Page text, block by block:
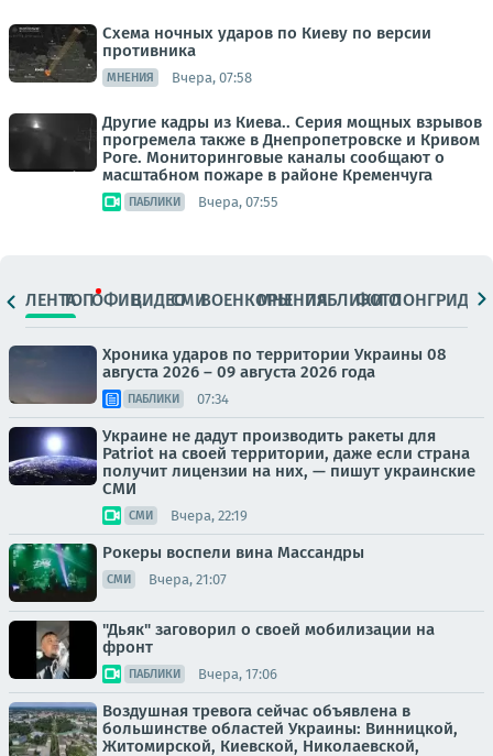
Схема ночных ударов по Киеву по версии
противника
МНЕНИЯ Вчера, 07:58
Другие кадры из Киева.. Серия мощных взрывов
прогремела также в Днепропетровске и Кривом
Роге. Мониторинговые каналы сообщают о
масштабном пожаре в районе Кременчуга
ПАБЛИКИ Вчера, 07:55
ЛЕНТАТОПОФИЦ.ВИДЕОСМИВОЕНКОРЫМНЕНИЯПАБЛИКИ
ФОТОЛОНГРИДЫ
Хроника ударов по территории Украины 08
августа 2026 – 09 августа 2026 года
ПАБЛИКИ 07:34
Украине не дадут производить ракеты для
Patriot на своей территории, даже если страна
получит лицензии на них, — пишут украинские
СМИ
СМИ Вчера, 22:19
Рокеры воспели вина Массандры
СМИ Вчера, 21:07
"Дьяк" заговорил о своей мобилизации на
фронт
ПАБЛИКИ Вчера, 17:06
Воздушная тревога сейчас объявлена в
большинстве областей Украины: Винницкой,
Житомирской, Киевской, Николаевской,